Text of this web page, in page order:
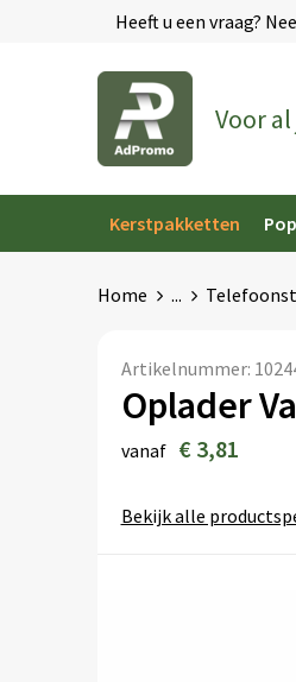
Heeft u een vraag?
Voor
Kerstpakketten
Home ...
Artikelnummer:
Oplader
vanaf € 3,81
Bekijk alle